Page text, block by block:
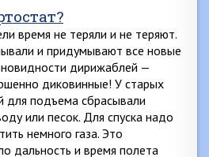
время не теряли и не теряют.
и придумывают все новые
дирижаблей —
диковинные! У старых
для подъема сбрасывали
или песок. Для спуска надо
немного газа. Это
дальность и время полета